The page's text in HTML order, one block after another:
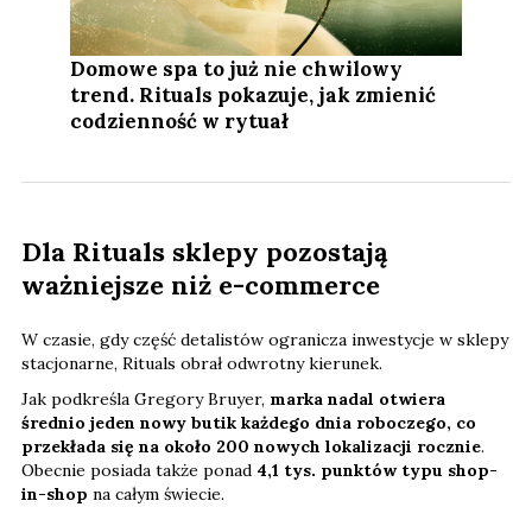
Domowe spa to już nie chwilowy
trend. Rituals pokazuje, jak zmienić
codzienność w rytuał
Dla Rituals sklepy pozostają
ważniejsze niż e-commerce
W czasie, gdy część detalistów ogranicza inwestycje w sklepy
stacjonarne, Rituals obrał odwrotny kierunek.
Jak podkreśla Gregory Bruyer, marka nadal otwiera
średnio jeden nowy butik każdego dnia roboczego, co
przekłada się na około 200 nowych lokalizacji rocznie.
Obecnie posiada także ponad 4,1 tys. punktów typu shop-
in-shop na całym świecie.